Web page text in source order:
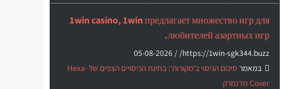
1win casino, 1win предлагает множество игр для
любителей азартных игр.
https://1win-sgk344.buzz/ /
05-08-2026
במאמר
סיכום הניסוי ב'מקורות': בחינת הכיסויים הצפים של Hexa-
Cover מדנמרק